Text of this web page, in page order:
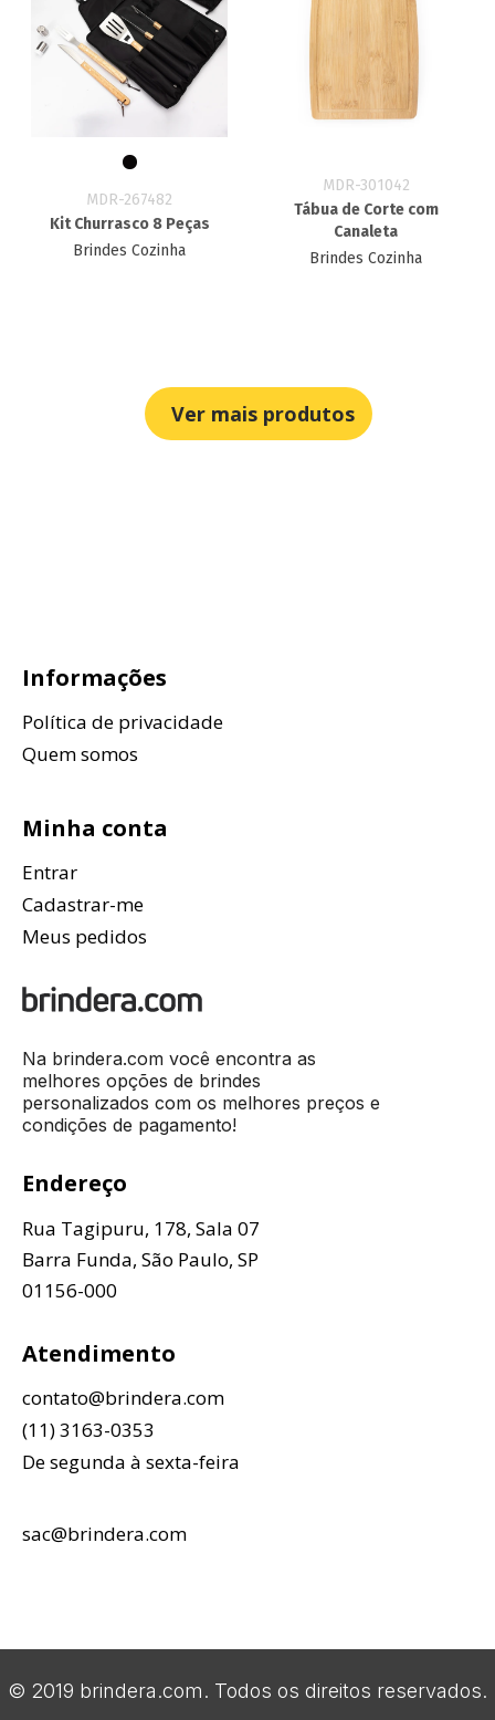
MDR-267482
Kit Churrasco 8 Peças
Brindes Cozinha
MDR-301042
Tábua de Corte com
Canaleta
Brindes Cozinha
Ver mais produtos
Informações
Política de privacidade
Quem somos
Minha conta
Entrar
Cadastrar-me
Meus pedidos
Na brindera.com você encontra as
melhores opções de brindes
personalizados com os melhores preços e
condições de pagamento!
Endereço
Rua Tagipuru, 178, Sala 07
Barra Funda, São Paulo, SP
01156-000
Atendimento
contato@brindera.com
(11) 3163-0353
De segunda à sexta-feira
sac@brindera.com
© 2019 brindera.com. Todos os direitos reservados.